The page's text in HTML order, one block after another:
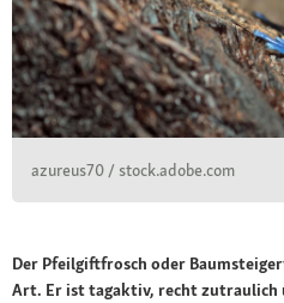
azureus70 / stock.adobe.com
Der Pfeilgiftfrosch oder
Art. Er ist tagaktiv, recht zutraulich